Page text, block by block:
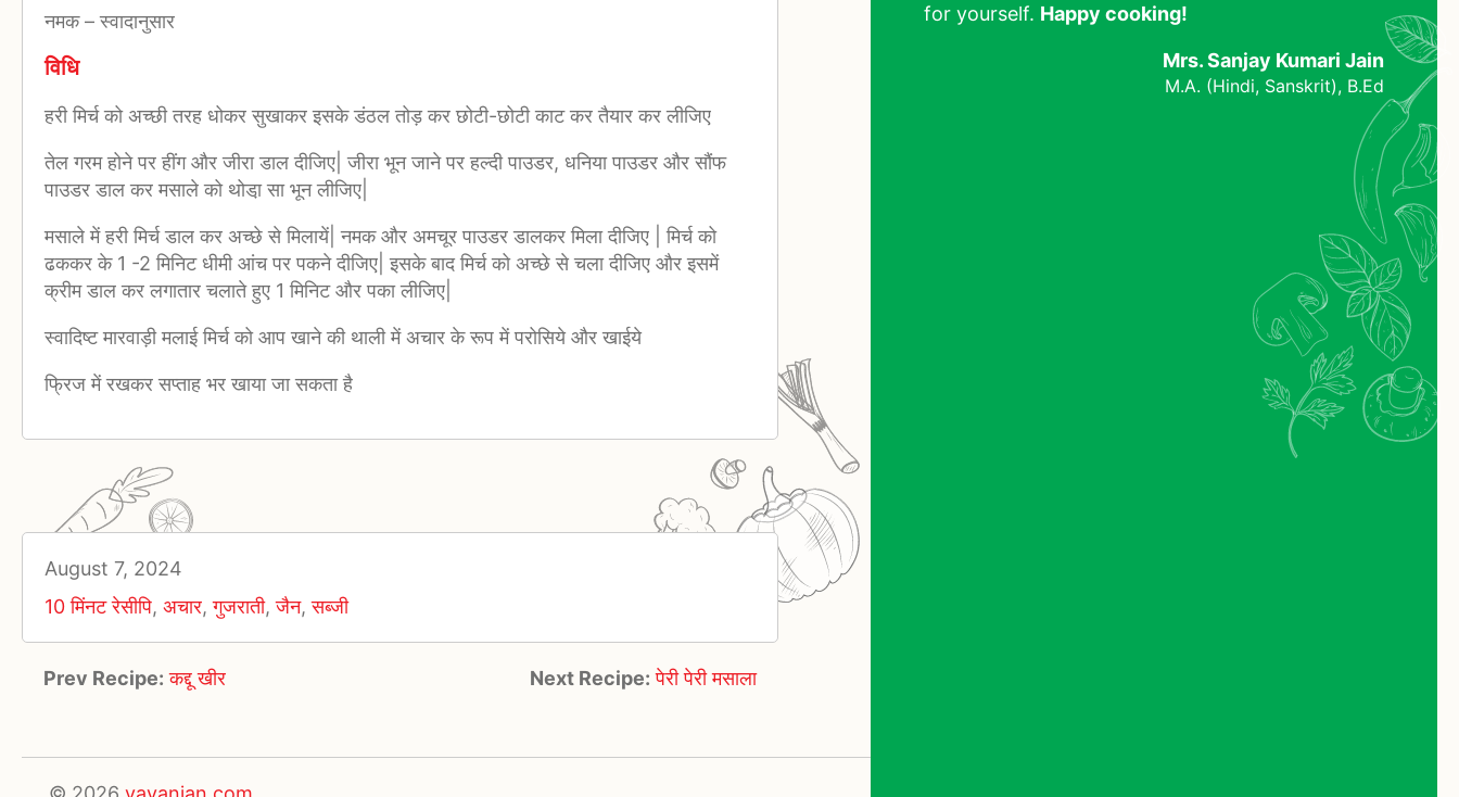
नमक–स्वादानुसार
विधि
हरी मिर्च को अच्छी तरह धोकर सुखाकर इसके डंठल तोड़ कर छोटी-छोटी काट कर तैयार कर लीजिए
तेल गरम होने पर हींग और जीरा डाल दीजिए| जीरा भून जाने पर हल्दी पाउडर, धनिया पाउडर और सौंफ
पाउडर डाल कर मसाले को थोडा़ सा भून लीजिए|
मसाले में हरी मिर्च डाल कर अच्छे से मिलायें| नमक और अमचूर पाउडर डालकर मिला दीजिए | मिर्च को
ढककर के 1 -2 मिनिट धीमी आंच पर पकने दीजिए| इसके बाद मिर्च को अच्छे से चला दीजिए और इसमें
क्रीम डाल कर लगातार चलाते हुए 1 मिनिट और पका लीजिए|
स्वादिष्ट मारवाड़ी मलाई मिर्च को आप खाने की थाली में अचार के रूप में परोसिये और खाईये
फ्रिज में रखकर सप्ताह भर खाया जा सकता है
August 7, 2024
10 मिंनट रेसीपि, अचार,गुजराती,जैन,सब्जी
Prev Recipe: कद्दू खीर Next Recipe: पेरी पेरी मसाला
for yourself. Happy cooking!
Mrs. Sanjay Kumari Jain
M.A. (Hindi, Sanskrit), B.Ed